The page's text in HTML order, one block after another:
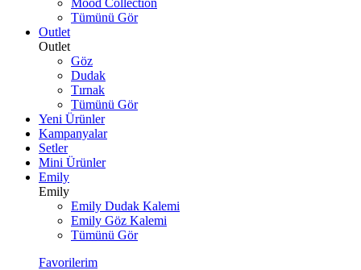
Mood Collection
Tümünü Gör
Outlet
Outlet
Göz
Dudak
Tırnak
Tümünü Gör
Yeni Ürünler
Kampanyalar
Setler
Mini Ürünler
Emily
Emily
Emily Dudak Kalemi
Emily Göz Kalemi
Tümünü Gör
Favorilerim